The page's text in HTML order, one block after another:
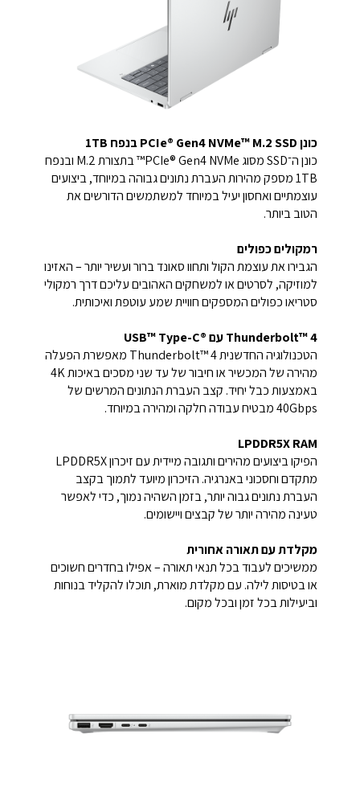
כונן PCIe® Gen4 NVMe™ M.2 SSD בנפח 1TB
כונן ה־SSD מסוג PCIe® Gen4 NVMe™ בתצורת M.2 ובנפח
1TB מספק מהירות העברת נתונים גבוהה במיוחד, ביצועים
עוצמתיים ואחסון יעיל במיוחד למשתמשים הדורשים את
הטוב ביותר.
רמקולים כפולים
הגבירו את עוצמת הקול ותחוו סאונד ברור ועשיר יותר – האזינו
למוזיקה, לסרטים או למשחקים האהובים עליכם דרך רמקולי
סטריאו כפולים המספקים חוויית שמע עוטפת ואיכותית.
Thunderbolt™ 4 עם USB™ Type-C®‎
הטכנולוגיה החדשנית Thunderbolt™ 4 מאפשרת הפעלה
מהירה של המכשיר או חיבור של עד שני מסכים באיכות 4K
באמצעות כבל יחיד. קצב העברת הנתונים המרשים של
40Gbps מבטיח עבודה חלקה ומהירה במיוחד.
LPDDR5X RAM
הפיקו ביצועים מהירים ותגובה מיידית עם זיכרון LPDDR5X
מתקדם וחסכוני באנרגיה. הזיכרון מיועד לתמוך בקצב
העברת נתונים גבוה יותר, בזמן השהיה נמוך, כדי לאפשר
טעינה מהירה יותר של קבצים ויישומים.
מקלדת עם תאורה אחורית
ממשיכים לעבוד בכל תנאי תאורה – אפילו בחדרים חשוכים
או בטיסות לילה. עם מקלדת מוארת, תוכלו להקליד בנוחות
וביעילות בכל זמן ובכל מקום.